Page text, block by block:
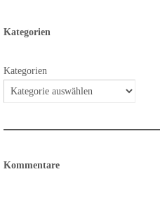
Kategorien
Kategorien
Kommentare